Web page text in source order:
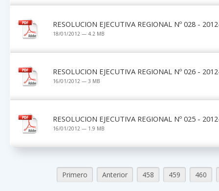
RESOLUCION EJECUTIVA REGIONAL Nº 028 -
18/01/2012 — 4.2 MB
RESOLUCION EJECUTIVA REGIONAL Nº 026 -
16/01/2012 — 3 MB
RESOLUCION EJECUTIVA REGIONAL Nº 025 -
16/01/2012 — 1.9 MB
Primero Anterior 458 459 460